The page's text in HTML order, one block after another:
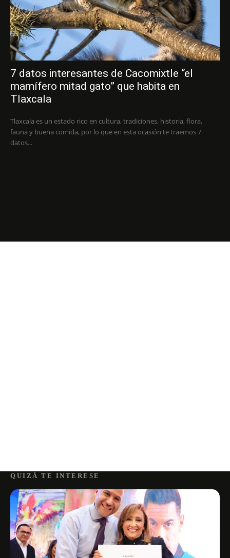
7 datos interesantes de Cacomixtle “el
mamífero mitad gato” que habita en
Tlaxcala
Tlaxcala es un estado rico en cultura, tradiciones, historia, flora,
fauna y buena comida, por lo que en esta ocasión te traemos 7
datos...
QUIZÁ TE INTERESE